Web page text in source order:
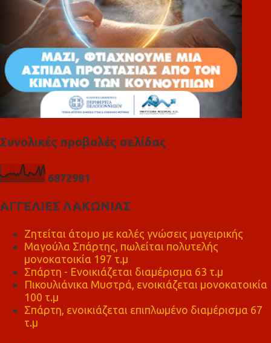
Συνολικές προβολές σελίδας
6872981
ΑΓΓΕΛΙΕΣ ΛΑΚΩΝΙΑΣ
Ζητείται άτομο με καλές γνώσεις μαγειρικής
Μαγούλα Σπάρτης, πωλείται πολυτελής
μονοκατοικία 197 τ.μ
Σπάρτη - Ενοικιάζεται διαμέρισμα 63 τ.μ
Πικουλιάνικα Μυστρά, ενοικιάζεται μονοκατοικία
100 τ.μ
Σπάρτη, ενοικιάζεται επιπλωμένο διαμέρισμα 67
τ.μ